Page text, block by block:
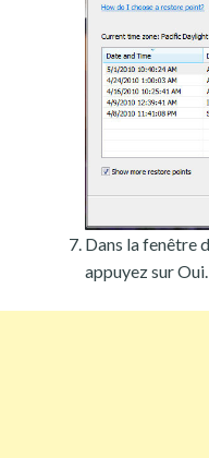
Dans la fenêtre
appuyez sur Oui.